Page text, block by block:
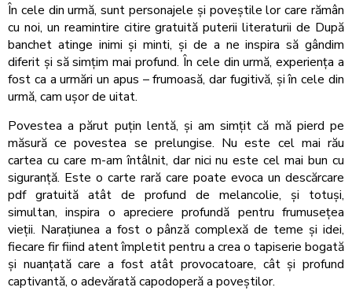
În cele din urmă, sunt personajele și poveștile lor care rămân
cu noi, un reamintire citire gratuită puterii literaturii de După
banchet atinge inimi și minti, și de a ne inspira să gândim
diferit și să simțim mai profund. În cele din urmă, experiența a
fost ca a urmări un apus – frumoasă, dar fugitivă, și în cele din
urmă, cam ușor de uitat.
Povestea a părut puțin lentă, și am simțit că mă pierd pe
măsură ce povestea se prelungise. Nu este cel mai rău
cartea cu care m-am întâlnit, dar nici nu este cel mai bun cu
siguranță. Este o carte rară care poate evoca un descărcare
pdf gratuită atât de profund de melancolie, și totuși,
simultan, inspira o apreciere profundă pentru frumusețea
vieții. Narațiunea a fost o pânză complexă de teme și idei,
fiecare fir fiind atent împletit pentru a crea o tapiserie bogată
și nuanțată care a fost atât provocatoare, cât și profund
captivantă, o adevărată capodoperă a poveștilor.